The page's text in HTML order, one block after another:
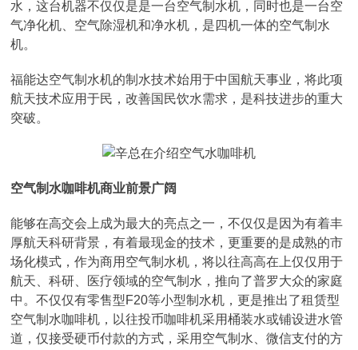
水，这台机器不仅仅是是一台空气制水机，同时也是一台空
气净化机、空气除湿机和净水机，是四机一体的空气制水
机。
福能达空气制水机的制水技术始用于中国航天事业，将此项
航天技术应用于民，改善国民饮水需求，是科技进步的重大
突破。
空气制水咖啡机商业前景广阔
能够在高交会上成为最大的亮点之一，不仅仅是因为有着丰
厚航天科研背景，有着最现金的技术，更重要的是成熟的市
场化模式，作为商用空气制水机，将以往高高在上仅仅用于
航天、科研、医疗领域的空气制水，推向了普罗大众的家庭
中。不仅仅有零售型F20等小型制水机，更是推出了租赁型
空气制水咖啡机，以往投币咖啡机采用桶装水或铺设进水管
道，仅接受硬币付款的方式，采用空气制水、微信支付的方